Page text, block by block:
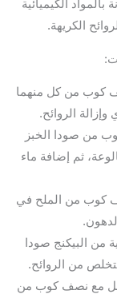
الكيميائية
من كل منهما
الخبز
إضافة ماء
من الملح في
صودا
الروائح.
كوب من